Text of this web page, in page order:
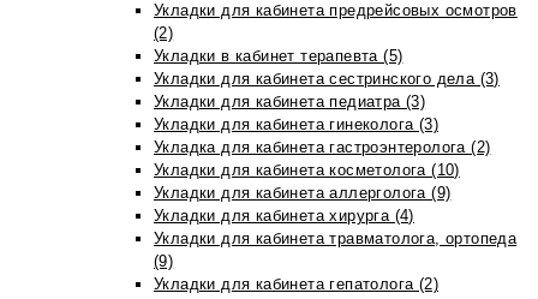
Укладки для кабинета предрейсовых осмотров
(2)
Укладки в кабинет терапевта (5)
Укладки для кабинета сестринского дела (3)
Укладки для кабинета педиатра (3)
Укладки для кабинета гинеколога (3)
Укладка для кабинета гастроэнтеролога (2)
Укладки для кабинета косметолога (10)
Укладки для кабинета аллерголога (9)
Укладки для кабинета хирурга (4)
Укладки для кабинета травматолога, ортопеда
(9)
Укладки для кабинета гепатолога (2)